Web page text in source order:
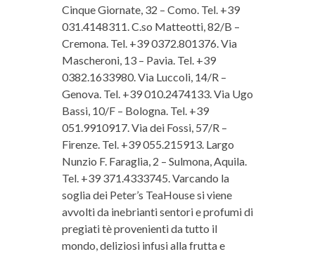
Cinque Giornate, 32 – Como. Tel. +39
031.4148311. C.so Matteotti, 82/B –
Cremona. Tel. +39 0372.801376. Via
Mascheroni, 13 – Pavia. Tel. +39
0382.1633980. Via Luccoli, 14/R –
Genova. Tel. +39 010.2474133. Via Ugo
Bassi, 10/F – Bologna. Tel. +39
051.9910917. Via dei Fossi, 57/R –
Firenze. Tel. +39 055.215913. Largo
Nunzio F. Faraglia, 2 – Sulmona, Aquila.
Tel. +39 371.4333745. Varcando la
soglia dei Peter’s TeaHouse si viene
avvolti da inebrianti sentori e profumi di
pregiati tè provenienti da tutto il
mondo, deliziosi infusi alla frutta e